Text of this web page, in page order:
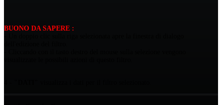
BUONO DA SAPERE :